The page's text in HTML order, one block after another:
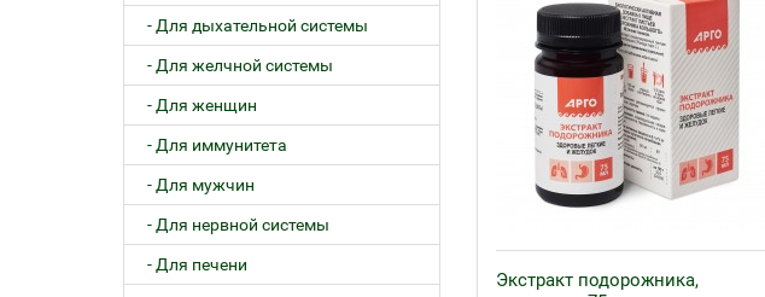
- Для дыхательной системы
- Для желчной системы
- Для женщин
- Для иммунитета
- Для мужчин
- Для нервной системы
- Для печени
Экстракт подорожника,